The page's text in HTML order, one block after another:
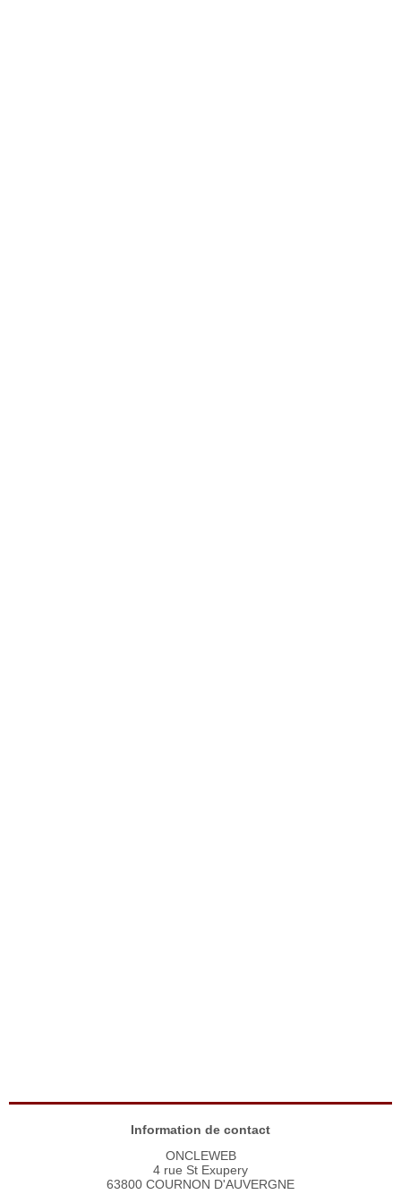
Information de contact
ONCLEWEB
4 rue St Exupery
63800 COURNON D'AUVERGNE